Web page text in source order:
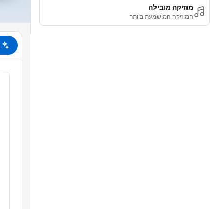
מוזיקה מובילה
המוזיקה המושמעת ביותר